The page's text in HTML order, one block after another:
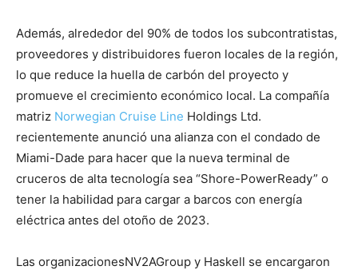
Además, alrededor del 90% de todos los subcontratistas,
proveedores y distribuidores fueron locales de la región,
lo que reduce la huella de carbón del proyecto y
promueve el crecimiento económico local. La compañía
matriz Norwegian Cruise Line Holdings Ltd.
recientemente anunció una alianza con el condado de
Miami-Dade para hacer que la nueva terminal de
cruceros de alta tecnología sea “Shore-PowerReady” o
tener la habilidad para cargar a barcos con energía
eléctrica antes del otoño de 2023.
Las organizacionesNV2AGroup y Haskell se encargaron